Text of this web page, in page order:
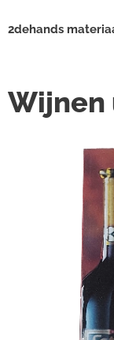
2dehands
Wijnen